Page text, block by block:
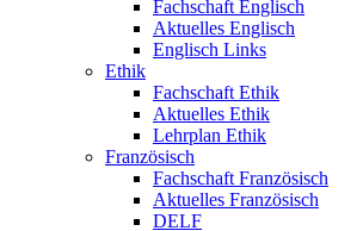
Fachschaft Englisch
Aktuelles Englisch
Englisch Links
Ethik
Fachschaft Ethik
Aktuelles Ethik
Lehrplan Ethik
Französisch
Fachschaft Französisch
Aktuelles Französisch
DELF